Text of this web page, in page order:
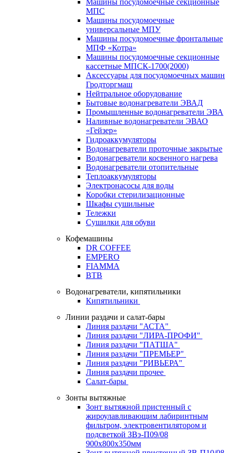
Машины посудомоечные секционные
МПС
Машины посудомоечные
универсальные МПУ
Машины посудомоечные фронтальные
МПФ «Котра»
Машины посудомоечные секционные
кассетные МПСК-1700(2000)
Аксессуары для посудомоечных машин
Гродторгмаш
Нейтральное оборудование
Бытовые водонагреватели ЭВАД
Промышленные водонагреватели ЭВА
Наливные водонагреватели ЭВАО
«Гейзер»
Гидроаккумуляторы
Водонагреватели проточные закрытые
Водонагреватели косвенного нагрева
Водонагреватели отопительные
Теплоаккумуляторы
Электронасосы для воды
Коробки стерилизационные
Шкафы сушильные
Тележки
Сушилки для обуви
Кофемашины
DR COFFEE
EMPERO
FIAMMA
BTB
Водонагреватели, кипятильники
Кипятильники
Линии раздачи и салат-бары
Линия раздачи "АСТА"
Линия раздачи "ЛИРА-ПРОФИ"
Линия раздачи "ПАТША"
Линия раздачи "ПРЕМЬЕР"
Линия раздачи "РИВЬЕРА"
Линия раздачи прочее
Салат-бары
Зонты вытяжные
Зонт вытяжной пристенный с
жироулавливающим лабиринтным
фильтром, электровентилятором и
подсветкой ЗВэ-П09/08
900х800х350мм